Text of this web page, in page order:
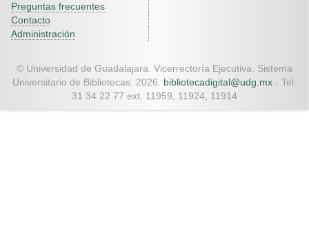
Preguntas frecuentes
Contacto
Administración
© Universidad de Guadalajara. Vicerrectoría Ejecutiva. Sistema
Universitario de Bibliotecas. 2026. bibliotecadigital@udg.mx - Tel.
31 34 22 77 ext. 11959, 11924, 11914